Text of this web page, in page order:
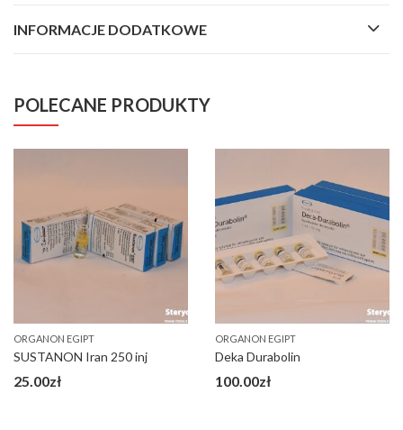
INFORMACJE DODATKOWE
POLECANE PRODUKTY
ORGANON EGIPT
SUSTANON Iran 250 inj
25.00zł
ORGANON EGIPT
Deka Durabolin
100.00zł